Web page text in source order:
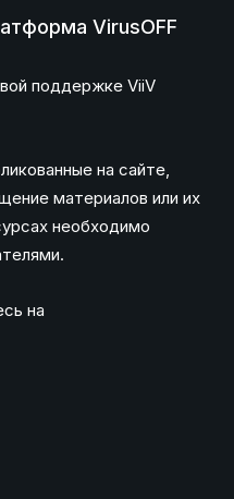
VirusOFF
поддержке ViiV
на сайте,
материалов или их
необходимо
на